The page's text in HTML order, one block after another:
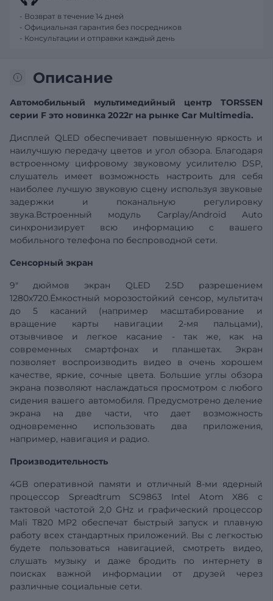
Описание
Автомобильный мультимедийный центр TORSSEN
серии F это новинка 2022г на рынке Car Multimedia.
Дисплей QLED обеспечивает повышенную яркость и
наилучшую передачу цветов и угол обзора. Благодаря
встроенному цифровому звуковому усилителю DSP,
слушатель имеет возможность настроить для себя
наиболее лучшую звуковую сцену используя звуковые
задержки и поканальную регулировку
звука.Встроенный модуль Carplay/Android Auto
синхронизирует всю информацию с вашего
мобильного телефона по беспроводной сети.
Сенсорный экран
9" дюймов экран QLED 2.5D разрешением
1280x720.Ёмкостный морозостойкий сенсор, мультитач
до 5 касаний (например масштабирование и
вращение карты навигации 2-мя пальцами),
отзывчивое и легкое касание - так же, как на
современных смартфонах и планшетах. Экран
позволяет воспроизводить видео в очень хорошем
качестве, яркие, сочные цвета. Большие углы обзора
экрана позволяют наслаждаться просмотром с любого
сидения вашего автомобиля. Предусмотрено деление
экрана на две части, что дает возможность
одновременно использовать два приложения,
например, навигация и радио.
Производительность
4GB оперативной памяти и отличный 8-ми ядерный
процессор Spreadtrum SC9863 Intel Atom X86 с
тактовой частотой 2,0 GHz и графический процессор
Mali T820 MP2 обеспечат быстрый запуск и плавную
работу всех стандартных приложений. Вы с легкостью
будете пользоваться навигацией, смотреть видео,
слушать музыку и даже бродить по интернету в
поисках важной информации от друзей через
различные социальные сети.
- Возврат в течение 14 дней
- Официальная гарантия без посредников
- Консультации и отправки каждый день